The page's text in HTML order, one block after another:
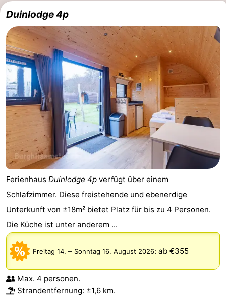
Duinlodge 4p
Ferienhaus Duinlodge 4p verfügt über einem
Schlafzimmer. Diese freistehende und ebenerdige
Unterkunft von ±18m² bietet Platz für bis zu 4 Personen.
Die Küche ist unter anderem ...
Freitag 14. – Sonntag 16. August 2026: ab €355
Max. 4 personen.
Strandentfernung: ±1,6 km.